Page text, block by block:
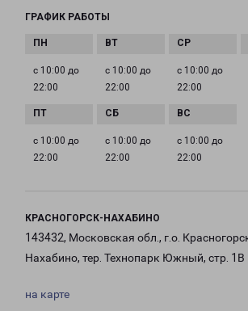
ГРАФИК РАБОТЫ
с 10:00 до
22:00
с 10:00 до
22:00
с 10:00 до
22:00
с 10:00 до
22:00
с 10:00 до
22:00
с 10:00 до
22:00
КРАСНОГОРСК-НАХАБИНО
143432, Московская обл., г.о.
Нахабино, тер. Технопарк Южный, стр. 1В
на карте